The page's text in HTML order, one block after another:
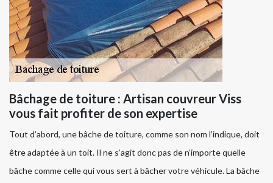
Bâchage de toiture : Artisan couvreur Viss
vous fait profiter de son expertise
Tout d’abord, une bâche de toiture, comme son nom l’indique, doit
être adaptée à un toit. Il ne s’agit donc pas de n’importe quelle
bâche comme celle qui vous sert à bâcher votre véhicule. La bâche